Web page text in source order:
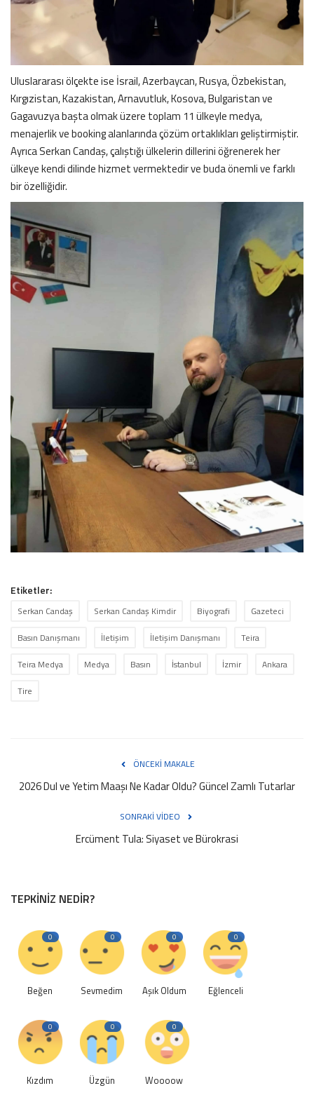
Uluslararası ölçekte ise İsrail, Azerbaycan, Rusya, Özbekistan,
Kırgızistan, Kazakistan, Arnavutluk, Kosova, Bulgaristan ve
Gagavuzya başta olmak üzere toplam 11 ülkeyle medya,
menajerlik ve booking alanlarında çözüm ortaklıkları geliştirmiştir.
Ayrıca Serkan Candaş, çalıştığı ülkelerin dillerini öğrenerek her
ülkeye kendi dilinde hizmet vermektedir ve buda önemli ve farklı
bir özelliğidir.
Etiketler:
Serkan Candaş Serkan Candaş Kimdir Biyografi
Gazeteci
Basın Danışmanı
İletişim İletişim Danışmanı
Teira
Teira Medya
Medya Basın İstanbul İzmir
Ankara
Tire
ÖNCEKI MAKALE
2026 Dul ve Yetim Maaşı Ne Kadar Oldu? Güncel Zamlı Tutarlar
SONRAKI VIDEO
Ercüment Tula: Siyaset ve Bürokrasi
TEPKINIZ NEDIR?
0
Beğen
0
Sevmedim
0
Aşık Oldum
0
Eğlenceli
0
Kızdım
0
Üzgün
0
Woooow